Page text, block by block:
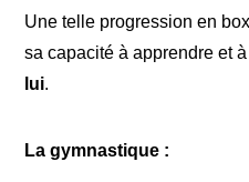
Une telle progression en
sa capacité à apprendre et
lui.
La gymnastique :